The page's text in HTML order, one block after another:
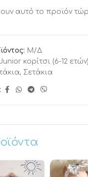
αυτό το προϊόν
Μ/Δ
κορίτσι (6-12 ετών)
, Σετάκια